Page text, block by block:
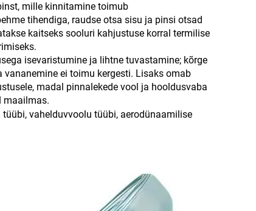
mille kinnitamine toimub
tihendiga, raudse otsa sisu ja pinsi otsad
kaitseks sooluri kahjustuse korral termilise
isevaristumine ja lihtne tuvastamine; kõrge
ei toimu kergesti. Lisaks omab
madal pinnalekede vool ja hooldusvaba
maailmas.
vahelduvvoolu tüübi, aerodünaamilise